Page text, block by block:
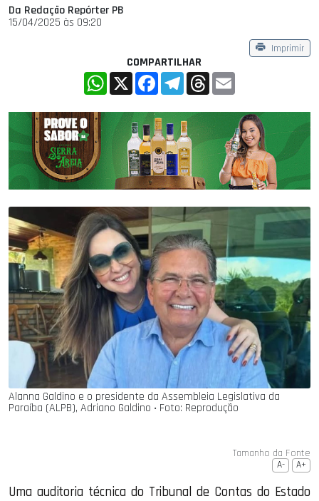
Da Redação Repórter PB
15/04/2025 às 09:20
Imprimir
COMPARTILHAR
WhatsApp
X FacebookTelegramThreads
Alanna Galdino e o presidente da Assembleia Legislativa da
Paraíba (ALPB), Adriano Galdino ‧ Foto: Reprodução
Tamanho da Fonte
A- A+
Uma auditoria técnica do Tribunal de Contas do Estado